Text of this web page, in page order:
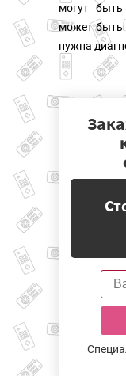
могут
может быть
нужна